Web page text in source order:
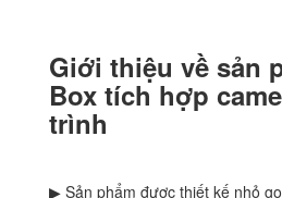
Giới thiệu về sản
Box tích hợp
trình
▶ Sản phẩm được thiết kế nhỏ